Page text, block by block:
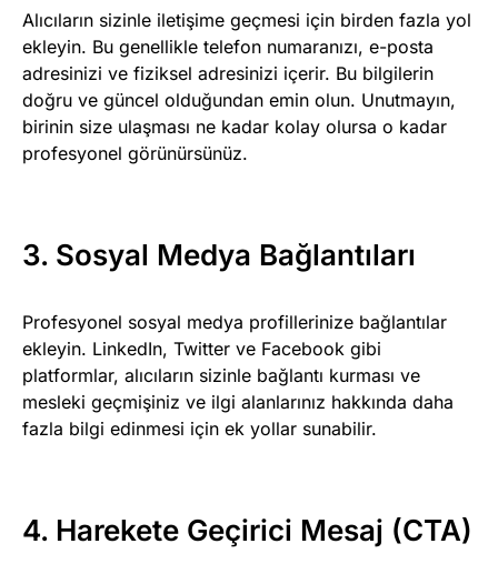
Alıcıların sizinle iletişime geçmesi için birden fazla yol
ekleyin. Bu genellikle telefon numaranızı, e-posta
adresinizi ve fiziksel adresinizi içerir. Bu bilgilerin
doğru ve güncel olduğundan emin olun. Unutmayın,
birinin size ulaşması ne kadar kolay olursa o kadar
profesyonel görünürsünüz.
3. Sosyal Medya Bağlantıları
Profesyonel sosyal medya profillerinize bağlantılar
ekleyin. LinkedIn, Twitter ve Facebook gibi
platformlar, alıcıların sizinle bağlantı kurması ve
mesleki geçmişiniz ve ilgi alanlarınız hakkında daha
fazla bilgi edinmesi için ek yollar sunabilir.
4. Harekete Geçirici Mesaj (CTA)